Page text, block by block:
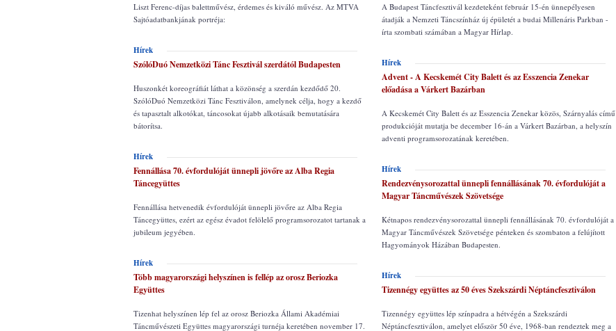
Liszt Ferenc-díjas balettművész, érdemes és kiváló művész. Az MTVA
Sajtóadatbankjának portréja:
Hírek
SzólóDuó Nemzetközi Tánc Fesztivál szerdától Budapesten
Huszonkét koreográfiát láthat a közönség a szerdán kezdődő 20.
SzólóDuó Nemzetközi Tánc Fesztiválon, amelynek célja, hogy a kezdő
és tapasztalt alkotókat, táncosokat újabb alkotásaik bemutatására
bátorítsa.
Hírek
Fennállása 70. évfordulóját ünnepli jövőre az Alba Regia
Táncegyüttes
Fennállása hetvenedik évfordulóját ünnepli jövőre az Alba Regia
Táncegyüttes, ezért az egész évadot felölelő programsorozatot tartanak a
jubileum jegyében.
Hírek
Több magyarországi helyszínen is fellép az orosz Beriozka
Együttes
Tizenhat helyszínen lép fel az orosz Beriozka Állami Akadémiai
Táncművészeti Együttes magyarországi turnéja keretében november 17.
A Budapest Táncfesztivál kezdeteként február 15-én ünnepélyesen
átadják a Nemzeti Táncszínház új épületét a budai Millenáris Parkban -
írta szombati számában a Magyar Hírlap.
Hírek
Advent - A Kecskemét City Balett és az Esszencia Zenekar
előadása a Várkert Bazárban
A Kecskemét City Balett és az Esszencia Zenekar közös, Szárnyalás című
produkcióját mutatja be december 16-án a Várkert Bazárban, a helyszín
adventi programsorozatának keretében.
Hírek
Rendezvénysorozattal ünnepli fennállásának 70. évfordulóját a
Magyar Táncművészek Szövetsége
Kétnapos rendezvénysorozattal ünnepli fennállásának 70. évfordulóját a
Magyar Táncművészek Szövetsége pénteken és szombaton a felújított
Hagyományok Házában Budapesten.
Hírek
Tizennégy együttes az 50 éves Szekszárdi Néptáncfesztiválon
Tizennégy együttes lép színpadra a hétvégén a Szekszárdi
Néptáncfesztiválon, amelyet először 50 éve, 1968-ban rendeztek meg a